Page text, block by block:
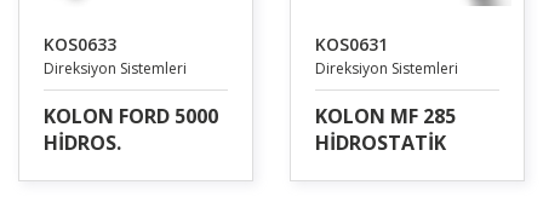
KOS0633
Direksiyon Sistemleri
KOLON FORD 5000
HİDROS.
KOS0631
Direksiyon Sistemleri
KOLON MF 285
HİDROSTATİK